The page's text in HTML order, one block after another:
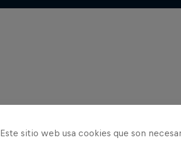
Este sitio web usa cookies que son